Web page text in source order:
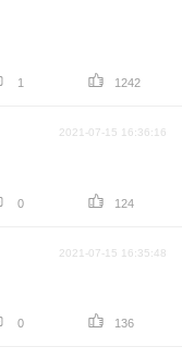
1  1242
2021-07-15 16:36:16
0  124
2021-07-15 16:35:48
0  136